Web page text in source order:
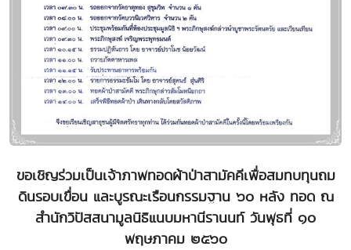
ขอเชิญร่วมเป็นเจ้าภาพทอดผ้าป่าสามัคคีเพื่อสมทบทุนถม
ดินรอบเขื่อน และบูรณะเรือนกรรมฐาน ๖๐ หลัง ทอด ณ
สำนักวิปัสสนามูลนิธิแนบมหานีรานนท์ วันพุธที่ ๑๐
พฤษภาคม ๒๕๖๐